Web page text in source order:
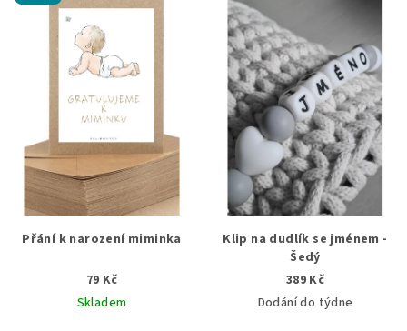
Přání k narození miminka
79 Kč
Skladem
Klip na dudlík se jménem -
Šedý
389 Kč
Dodání do týdne